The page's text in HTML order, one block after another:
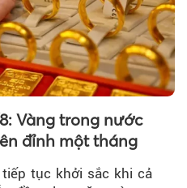
Vàng trong nước
đỉnh một tháng
tục khởi sắc khi cả